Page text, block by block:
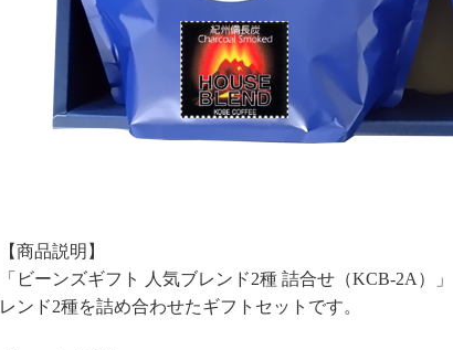
【商品説明】
「ビーンズギフト 人気ブレンド2種 詰合せ（KCB-2A
レンド2種を詰め合わせたギフトセットです。